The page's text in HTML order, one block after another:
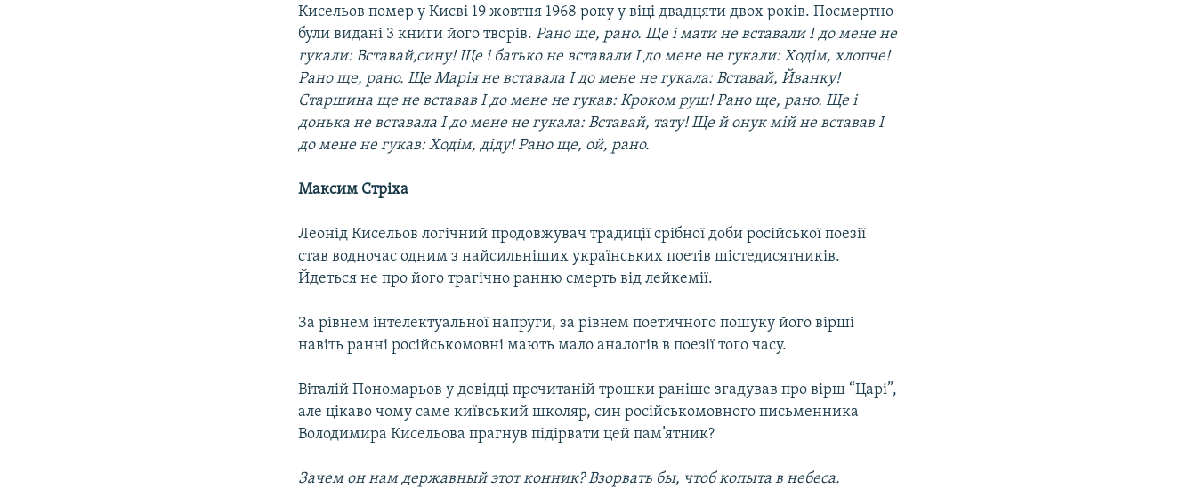
Кисельов помер у Києві 19 жовтня 1968 року у віці двадцяти двох років. Посмертно
були видані 3 книги його творів.Рано ще, рано. Ще і мати не вставали І до мене не
гукали: Вставай,сину! Ще і батько не вставали І до мене не гукали: Ходім, хлопче!
Рано ще, рано. Ще Марія не вставала І до мене не гукала: Вставай, Йванку!
Старшина ще не вставав І до мене не гукав: Кроком руш! Рано ще, рано. Ще і
донька не вставала І до мене не гукала: Вставай, тату! Ще й онук мій не вставав І
до мене не гукав: Ходім, діду! Рано ще, ой, рано.
Максим Стріха
Леонід Кисельов логічний продовжувач традиції срібної доби російської поезії
став водночас одним з найсильніших українських поетів шістедисятників.
Йдеться не про його трагічно ранню смерть від лейкемії.
За рівнем інтелектуальної напруги, за рівнем поетичного пошуку його вірші
навіть ранні російськомовні мають мало аналогів в поезії того часу.
Віталій Пономарьов у довідці прочитаній трошки раніше згадував про вірш “Царі”,
але цікаво чому саме київський школяр, син російськомовного письменника
Володимира Кисельова прагнув підірвати цей пам’ятник?
Зачем он нам державный этот конник? Взорвать бы, чтоб копыта в небеса.